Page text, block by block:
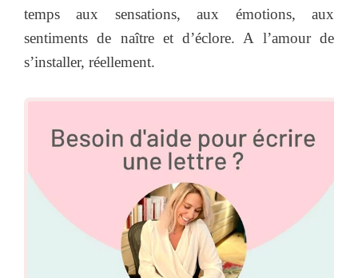
temps aux sensations, aux émotions, aux
sentiments de naître et d’éclore. A l’amour de
s’installer, réellement.